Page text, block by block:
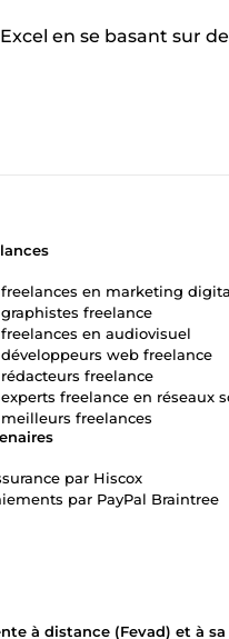
en se basant sur
par Hiscox
par PayPal Braintree
freelances en marketing
freelance
en audiovisuel
web freelance
freelance
freelance en réseaux
freelances
à distance (Fevad) et à